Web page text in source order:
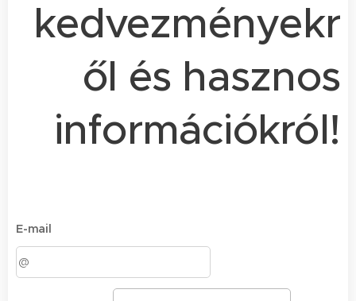
kedvezményekr
ől és hasznos
információkról!
E-mail